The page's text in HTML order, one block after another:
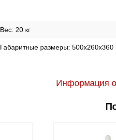
Вес: 20 кг
Габаритные размеры:
Информация о